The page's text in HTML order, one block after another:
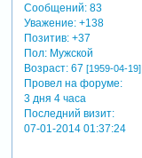
Сообщений:83
Уважение: +138
Позитив: +37
Пол:Мужской
Возраст:67 [1959-04-19]
Провел на форуме:
3 дня 4 часа
Последний визит:
07-01-2014 01:37:24